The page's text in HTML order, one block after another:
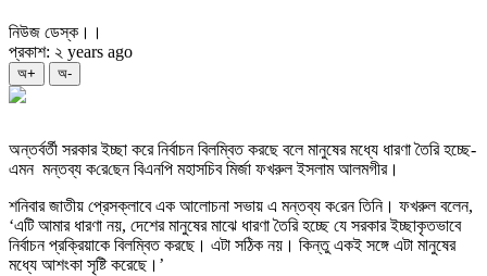
নিউজ ডেস্ক।।
প্রকাশ: ২ years ago
অ+ অ-
অন্তর্বর্তী সরকার ইচ্ছা করে নির্বাচন বিলম্বিত করছে বলে মানুষের মধ্যে ধারণা তৈরি হচ্ছে-
এমন মন্তব্য ক‌রে‌ছেন বিএন‌পি মহাস‌চিব মির্জা ফখরুল ইসলাম আলমগীর।
শ‌নিবার জাতীয় প্রেসক্লাবে এক আলোচনা সভায় এ মন্তব্য ক‌রেন তি‌নি। ফখরুল বলেন,
‘এটি আমার ধারণা নয়, দেশের মানুষের মাঝে ধারণা তৈরি হচ্ছে যে সরকার ইচ্ছাকৃতভাবে
নির্বাচন প্রক্রিয়াকে বিলম্বিত করছে। এটা সঠিক নয়। কিন্তু একই সঙ্গে এটা মানুষের
মধ্যে আশংকা সৃষ্টি করেছে।’